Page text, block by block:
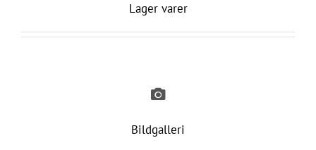
Garasjeport
Visse bygg krever Garasjeport med ekstra
Lager varer
Bildgalleri